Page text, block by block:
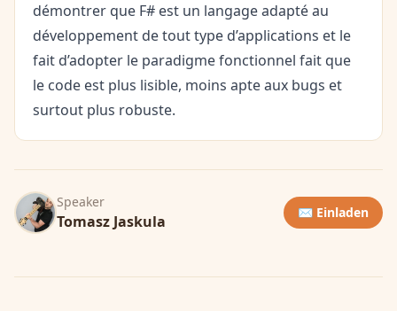
démontrer que F# est un langage adapté au
développement de tout type d’applications et le
fait d’adopter le paradigme fonctionnel fait que
le code est plus lisible, moins apte aux bugs et
surtout plus robuste.
Speaker
Tomasz Jaskula ✉️ Einladen